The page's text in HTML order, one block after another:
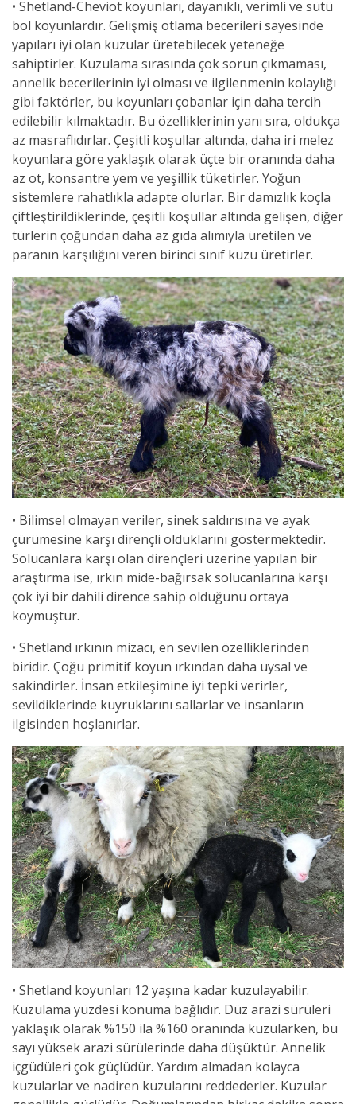
• Shetland-Cheviot koyunları, dayanıklı, verimli ve sütü
bol koyunlardır. Gelişmiş otlama becerileri sayesinde
yapıları iyi olan kuzular üretebilecek yeteneğe
sahiptirler. Kuzulama sırasında çok sorun çıkmaması,
annelik becerilerinin iyi olması ve ilgilenmenin kolaylığı
gibi faktörler, bu koyunları çobanlar için daha tercih
edilebilir kılmaktadır. Bu özelliklerinin yanı sıra, oldukça
az masraflıdırlar. Çeşitli koşullar altında, daha iri melez
koyunlara göre yaklaşık olarak üçte bir oranında daha
az ot, konsantre yem ve yeşillik tüketirler. Yoğun
sistemlere rahatlıkla adapte olurlar. Bir damızlık koçla
çiftleştirildiklerinde, çeşitli koşullar altında gelişen, diğer
türlerin çoğundan daha az gıda alımıyla üretilen ve
paranın karşılığını veren birinci sınıf kuzu üretirler.
• Bilimsel olmayan veriler, sinek saldırısına ve ayak
çürümesine karşı dirençli olduklarını göstermektedir.
Solucanlara karşı olan dirençleri üzerine yapılan bir
araştırma ise, ırkın mide-bağırsak solucanlarına karşı
çok iyi bir dahili dirence sahip olduğunu ortaya
koymuştur.
• Shetland ırkının mizacı, en sevilen özelliklerinden
biridir. Çoğu primitif koyun ırkından daha uysal ve
sakindirler. İnsan etkileşimine iyi tepki verirler,
sevildiklerinde kuyruklarını sallarlar ve insanların
ilgisinden hoşlanırlar.
• Shetland koyunları 12 yaşına kadar kuzulayabilir.
Kuzulama yüzdesi konuma bağlıdır. Düz arazi sürüleri
yaklaşık olarak %150 ila %160 oranında kuzularken, bu
sayı yüksek arazi sürülerinde daha düşüktür. Annelik
içgüdüleri çok güçlüdür. Yardım almadan kolayca
kuzularlar ve nadiren kuzularını reddederler. Kuzular